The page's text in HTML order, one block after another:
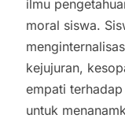
ilmu
moral siswa.
kejujuran,
empati
untuk